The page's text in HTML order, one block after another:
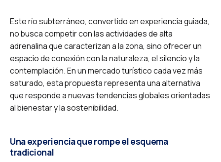
Este río subterráneo, convertido en experiencia guiada,
no busca competir con las actividades de alta
adrenalina que caracterizan a la zona, sino ofrecer un
espacio de conexión con la naturaleza, el silencio y la
contemplación. En un mercado turístico cada vez más
saturado, esta propuesta representa una alternativa
que responde a nuevas tendencias globales orientadas
al bienestar y la sostenibilidad.
Una experiencia que rompe el esquema
tradicional